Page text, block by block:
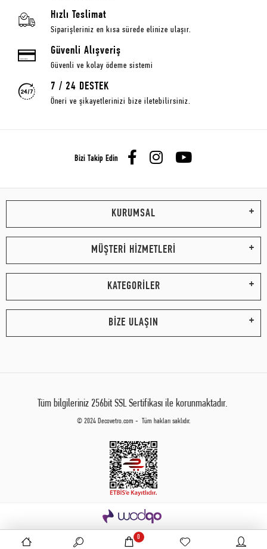
Hızlı Teslimat
Siparişleriniz en kısa sürede elinize ulaşır.
Güvenli Alışveriş
Güvenli ve kolay ödeme sistemi
7 / 24 DESTEK
Öneri ve şikayetlerinizi bize iletebilirsiniz.
Bizi Takip Edin
KURUMSAL
MÜŞTERİ HİZMETLERİ
KATEGORİLER
BİZE ULAŞIN
Tüm bilgileriniz 256bit SSL Sertifikası ile korunmaktadır.
© 2024 Decovetro.com - Tüm hakları saklıdır.
0